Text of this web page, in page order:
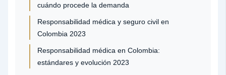
cuándo procede la demanda
Responsabilidad médica y seguro civil en
Colombia 2023
Responsabilidad médica en Colombia:
estándares y evolución 2023